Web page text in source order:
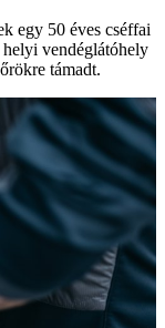
egy 50 éves cséffai
vendéglátóhely
támadt.